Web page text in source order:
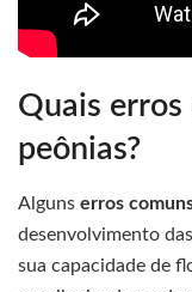
Quais
peônias?
Alguns erros
desenvolvimento
sua capacidade de